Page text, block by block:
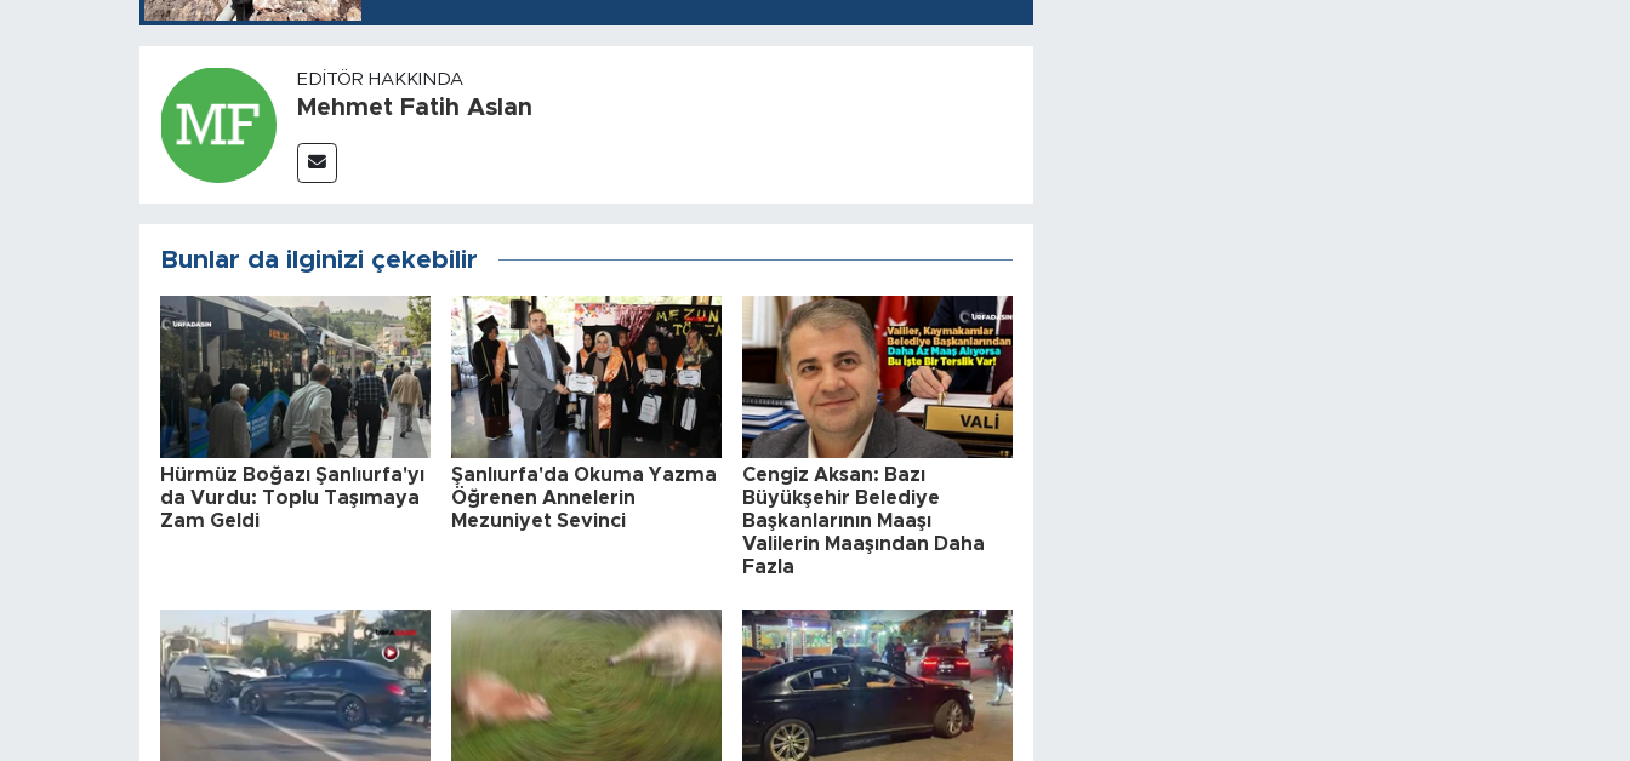
EDITÖR HAKKINDA
Mehmet Fatih Aslan
Bunlar da ilginizi çekebilir
Hürmüz Boğazı Şanlıurfa'yı
da Vurdu: Toplu Taşımaya
Zam Geldi
Şanlıurfa'da Okuma Yazma
Öğrenen Annelerin
Mezuniyet Sevinci
Cengiz Aksan: Bazı
Büyükşehir Belediye
Başkanlarının Maaşı
Valilerin Maaşından Daha
Fazla